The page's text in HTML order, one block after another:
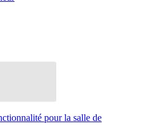
pour la salle de